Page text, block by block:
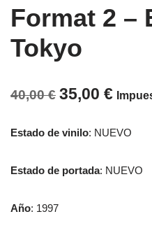
Format 2 ‎–
Tokyo
40,00€ 35,00 €
Estado de vinilo: NUEVO
Estado de portada: NUEVO
Año: 1997